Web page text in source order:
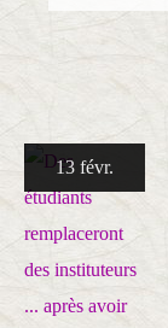
13 févr.